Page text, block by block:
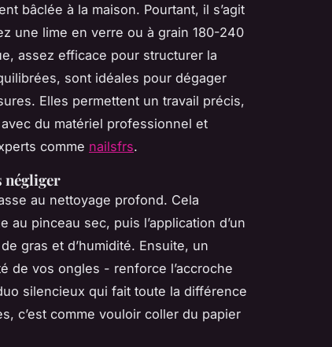
bâclée à la maison. Pourtant, il s’agit
une lime en verre ou à grain 180-240
assez efficace pour structurer la
sont idéales pour dégager
Elles permettent un travail précis,
du matériel professionnel et
comme nailsfrs.
négliger
au nettoyage profond. Cela
pinceau sec, puis l’application d’un
gras et d’humidité. Ensuite, un
de vos ongles - renforce l’accroche
silencieux qui fait toute la différence
c’est comme vouloir coller du papier